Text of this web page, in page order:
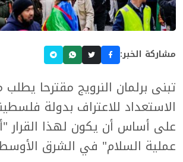
مشاركة الخبر:
تبنى برلمان النرويج مقترحا
الاستعداد للاعتراف بدولة
على أساس أن يكون لهذا القرار
عملية السلام" في الشرق